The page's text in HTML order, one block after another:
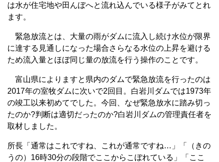
は水が住宅地や田んぼへと流れ込んでいる様子がみてとれ
ます。
緊急放流とは、大量の雨がダムに流入し続け水位が限界
に達する見通しになった場合さらなる水位の上昇を避ける
ため流入量とほぼ同じ量の放流を行う操作のことです。
富山県によりますと県内のダムで緊急放流を行ったのは
2017年の室牧ダムに次いで2回目。白岩川ダムでは1973年
の竣工以来初めてでした。今回、なぜ緊急放水に踏み切っ
たのか?判断は適切だったのか?白岩川ダムの管理責任者を
取材しました。
所長「通常はこれですね、これが通常ですね…」「（きの
うの）16時30分の段階でここからこぼれている」「ここ